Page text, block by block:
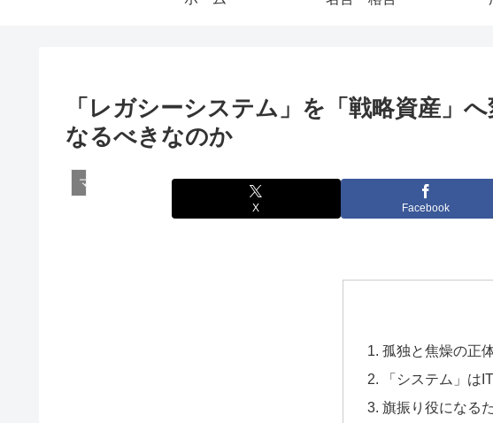
「レガシーシステム」を「戦略資産」
なるべきなのか
マーケティング
X Facebook
孤独と焦燥の正
「システム」は
旗振り役になる